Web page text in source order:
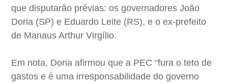
que disputarão prévias: os governadores João
Doria (SP) e Eduardo Leite (RS), e o ex-prefeito
de Manaus Arthur Virgílio.
Em nota, Doria afirmou que a PEC “fura o teto de
gastos e é uma irresponsabilidade do governo